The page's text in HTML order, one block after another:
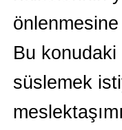
Bu konudaki
süslemek